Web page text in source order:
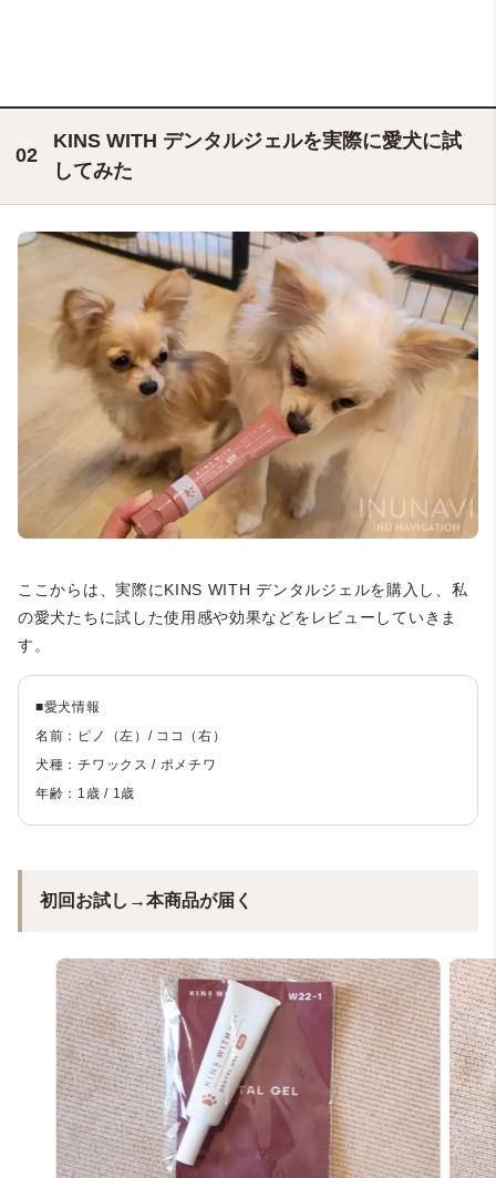
KINS WITH デンタルジェルを実際に愛犬に試
してみた
ここからは、実際にKINS WITH デンタルジェルを購入し、私
の愛犬たちに試した使用感や効果などをレビューしていきま
す。
■愛犬情報
名前：ピノ（左）/ ココ（右）
犬種：チワックス / ポメチワ
年齢：1歳 / 1歳
初回お試し→本商品が届く